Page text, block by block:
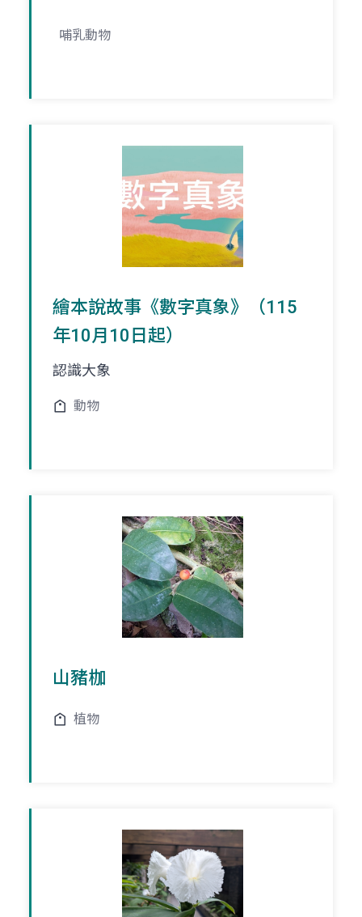
哺乳動物
繪本說故事《數字真象》（115
年10月10日起）
認識大象
動物
山豬枷
植物